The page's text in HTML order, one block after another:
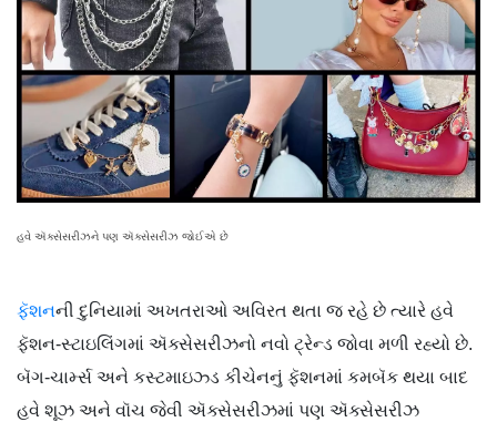
હવે ઍક્સેસરીઝને પણ ઍક્સેસરીઝ જોઈએ છે
ફૅશનની દુનિયામાં અખતરાઓ અવિરત થતા જ રહે છે ત્યારે હવે
ફૅશન-સ્ટાઇલિંગમાં ઍક્સેસરીઝનો નવો ટ્રેન્ડ જોવા મળી રહ્યો છે.
બૅગ-ચાર્મ્સ અને કસ્ટમાઇઝ્ડ કીચેનનું ફૅશનમાં કમબૅક થયા બાદ
હવે શૂઝ અને વૉચ જેવી ઍક્સેસરીઝમાં પણ ઍક્સેસરીઝ